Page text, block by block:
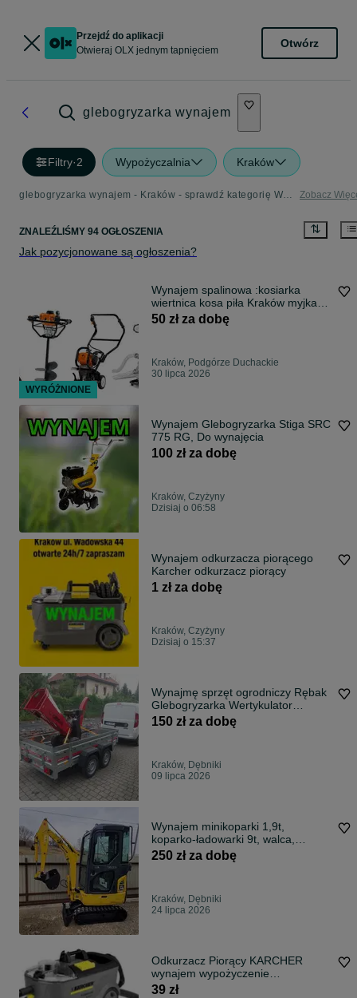
Przejdź do aplikacji
Otwieraj OLX jednym tapnięciem
Otwórz
glebogryzarka wynajem
Filtry·2 Wypożyczalnia Kraków
glebogryzarka wynajem - Kraków - sprawdź kategorię Wypożyczalnia Zobacz
ZNALEŹLIŚMY 94 OGŁOSZENIA
Jak pozycjonowane są ogłoszenia?
Wynajem spalinowa :kosiarka
wiertnica kosa piła Kraków myjka
przyczepa
50 zł za dobę
Kraków, Podgórze Duchackie
30 lipca 2026
Wynajem Glebogryzarka Stiga SRC
775 RG, Do wynajęcia
100 zł za dobę
Kraków, Czyżyny
Dzisiaj o 06:58
Wynajem odkurzacza piorącego
Karcher odkurzacz piorący
1 zł za dobę
Kraków, Czyżyny
Dzisiaj o 15:37
Wynajmę sprzęt ogrodniczy Rębak
Glebogryzarka Wertykulator
DOWÓZ Kraków / GRATIS Liszki
150 zł za dobę
Kraków, Dębniki
09 lipca 2026
Wynajem minikoparki 1,9t,
koparko-ładowarki 9t, walca,
glebogryzarka
250 zł za dobę
Kraków, Dębniki
24 lipca 2026
Odkurzacz Piorący KARCHER
wynajem wypożyczenie
wypożyczalnia najem
39 zł
WYRÓŻNIONE